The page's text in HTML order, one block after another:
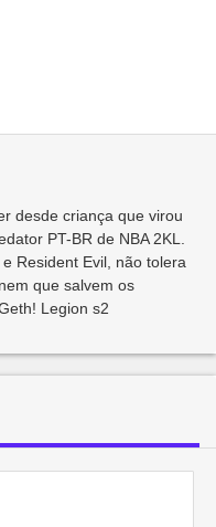
desde criança que virou
PT-BR de NBA 2KL.
Resident Evil, não tolera
que salvem os
Legion s2